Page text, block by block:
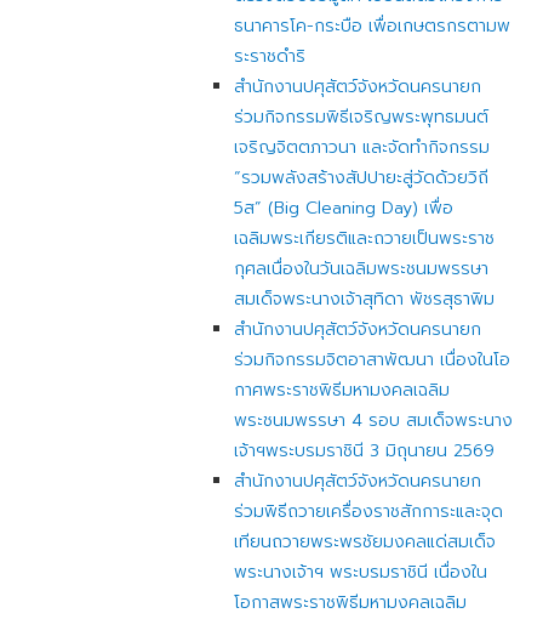
ธนาคารโค-กระบือ เพื่อเกษตรกรตามพ
ระราชดำริ
สำนักงานปศุสัตว์จังหวัดนครนายก
ร่วมกิจกรรมพิธีเจริญพระพุทธมนต์
เจริญจิตตภาวนา และจัดทำกิจกรรม
“รวมพลังสร้างสัปปายะสู่วัดด้วยวิถี
5ส” (Big Cleaning Day) เพื่อ
เฉลิมพระเกียรติและถวายเป็นพระราช
กุศลเนื่องในวันเฉลิมพระชนมพรรษา
สมเด็จพระนางเจ้าสุทิดา พัชรสุธาพิม
สำนักงานปศุสัตว์จังหวัดนครนายก
ร่วมกิจกรรมจิตอาสาพัฒนา เนื่องในโอ
กาศพระราชพิธีมหามงคลเฉลิม
พระชนมพรรษา 4 รอบ สมเด็จพระนาง
เจ้าฯพระบรมราชินี 3 มิถุนายน 2569
สำนักงานปศุสัตว์จังหวัดนครนายก
ร่วมพิธีถวายเครื่องราชสักการะและจุด
เทียนถวายพระพรชัยมงคลแด่สมเด็จ
พระนางเจ้าฯ พระบรมราชินี เนื่องใน
โอกาสพระราชพิธีมหามงคลเฉลิม